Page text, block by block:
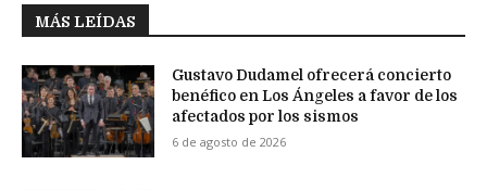
MÁS LEÍDAS
Gustavo Dudamel ofrecerá concierto
benéfico en Los Ángeles a favor de los
afectados por los sismos
6 de agosto de 2026